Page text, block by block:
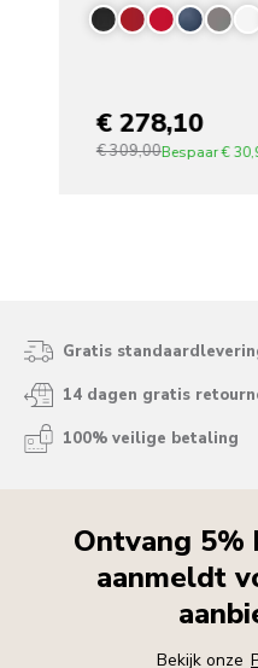
€ 278,10
€ 309,00Bespaar€
Gratis
14 dagen gratis
100% veilige betaling
Ontvang
aanmeldt
Bekijk onze